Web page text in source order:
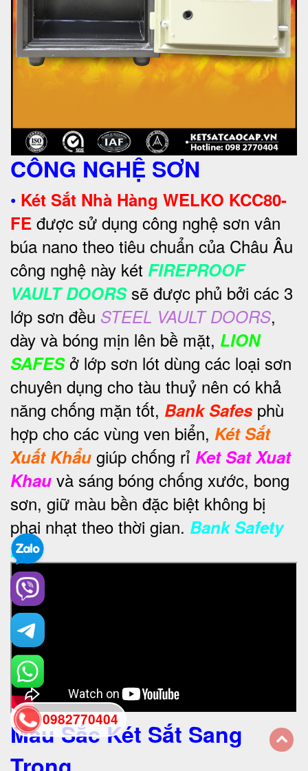
CÔNG NGHỆ SƠN
• Két Sắt Nhà Hàng WELKO KCC80-
FE được sử dụng công nghệ sơn vân
búa nano theo tiêu chuẩn của Châu Âu
công nghệ này két FIREPROOF
VAULT DOORSsẽ được phủ bởi các 3
lớp sơn đều STEEL VAULT DOORS,
dày và bóng mịn lên bề mặt, LION
SAFESở lớp sơn lót dùng các loại sơn
chuyên dụng cho tàu thuỷ nên có khả
năng chống mặn tốt, Bank Safesphù
hợp cho các vùng ven biển, Két Sắt
Xuất Khẩu giúp chống rỉ Ket Sat Xuat
Khau và sáng bóng chống xước, bong
sơn, giữ màu bền đặc biệt không bị
phai nhạt theo thời gian. Bank Safety
Box
Màu Sắc Két Sắt Sang
0982770404